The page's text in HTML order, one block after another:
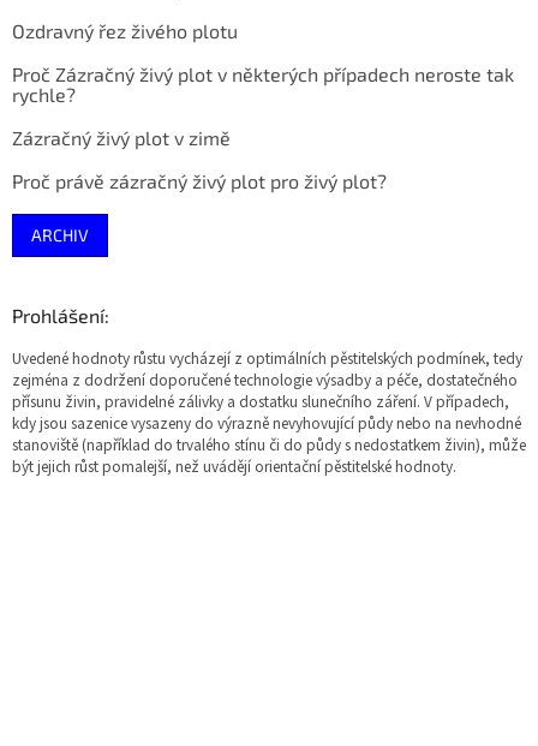
Ozdravný řez živého plotu
Proč Zázračný živý plot v některých případech neroste tak
rychle?
Zázračný živý plot v zimě
Proč právě zázračný živý plot pro živý plot?
ARCHIV
Prohlášení:
Uvedené hodnoty růstu vycházejí z optimálních pěstitelských podmínek, tedy
zejména z dodržení doporučené technologie výsadby a péče, dostatečného
přísunu živin, pravidelné zálivky a dostatku slunečního záření. V případech,
kdy jsou sazenice vysazeny do výrazně nevyhovující půdy nebo na nevhodné
stanoviště (například do trvalého stínu či do půdy s nedostatkem živin), může
být jejich růst pomalejší, než uvádějí orientační pěstitelské hodnoty.